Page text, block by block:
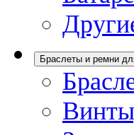
Браслеты и ремни